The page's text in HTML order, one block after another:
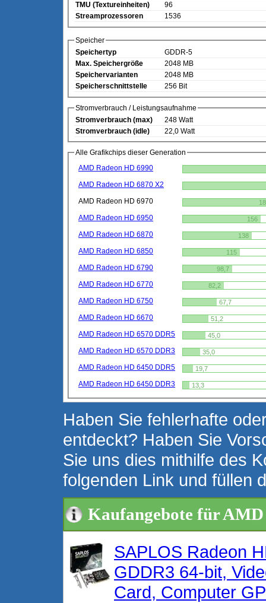
TMU (Textureinheiten)
96
Streamprozessoren
1536
Speicher
Speichertyp
GDDR-5
Max. Speichergröße
2048 MB
Speichervarianten
2048 MB
Speicherschnittstelle
256 Bit
Stromverbrauch / Leistungsaufnahme
Stromverbrauch (max)
248 Watt
Stromverbrauch (idle)
22,0 Watt
Alle Grafikchips dieser Generation
AMD Radeon HD 6990
AMD Radeon HD 6870 X2
AMD Radeon HD 6970
AMD Radeon HD 6950 156
AMD Radeon HD 6870 138
AMD Radeon HD 6850 115
AMD Radeon HD 6790 98,7
AMD Radeon HD 6770 82,2
AMD Radeon HD 6750 67,7
AMD Radeon HD 6670 51,2
AMD Radeon HD 6570 DDR5 45,0
AMD Radeon HD 6570 DDR3 35,0
AMD Radeon HD 6450 DDR5 19,7
AMD Radeon HD 6450 DDR3 13,3
Haben Sie fehlerhafte
entdeckt? Haben Sie
Sie uns dies mithilfe des
folgenden Link und füllen
Kaufangebote für
SAPLOS Radeon
GDDR3 64-bit,
Card, Computer